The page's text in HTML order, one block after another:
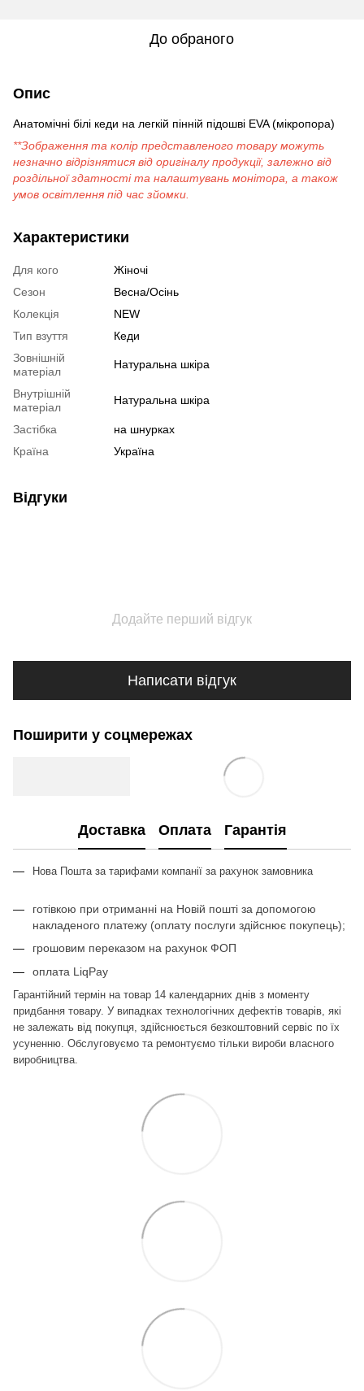
До обраного
Опис
Анатомічні білі кеди на легкій пінній підошві EVA (мікропора)
**Зображення та колір представленого товару можуть
незначно відрізнятися від оригіналу продукції, залежно від
роздільної здатності та налаштувань монітора, а також
умов освітлення під час зйомки.
Характеристики
Для кого
Жіночі
Сезон
Весна/Осінь
Колекція
NEW
Тип взуття
Кеди
Зовнішній
матеріал
Натуральна шкіра
Внутрішній
матеріал
Натуральна шкіра
Застібка
на шнурках
Країна
Україна
Відгуки
Додайте перший відгук
Написати відгук
Поширити у соцмережах
Доставка Оплата Гарантія
Нова Пошта за тарифами компанії за рахунок замовника
готівкою при отриманні на Новій пошті за допомогою
накладеного платежу (оплату послуги здійснює покупець);
грошовим переказом на рахунок ФОП
оплата LiqPay
Гарантійний термін на товар 14 календарних днів з моменту
придбання товару. У випадках технологічних дефектів товарів, які
не залежать від покупця, здійснюється безкоштовний сервіс по їх
усуненню. Обслуговуємо та ремонтуємо тільки вироби власного
виробництва.